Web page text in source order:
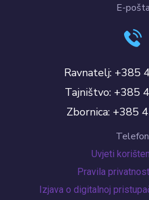
E-pošta
Ravnatelj: +385
Tajništvo: +385
Zbornica: +385
Uvjeti
Pravila
Izjava o digitalnoj